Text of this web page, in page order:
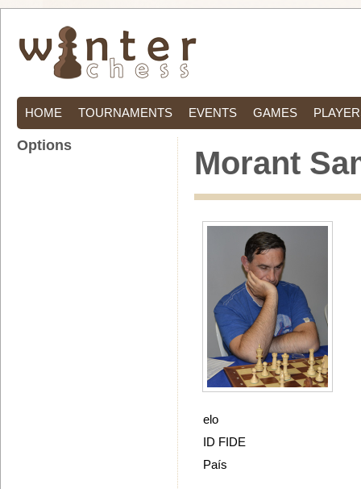
HOME TOURNAMENTS EVENTS GAMES
Morant
elo
ID FIDE
País
Options